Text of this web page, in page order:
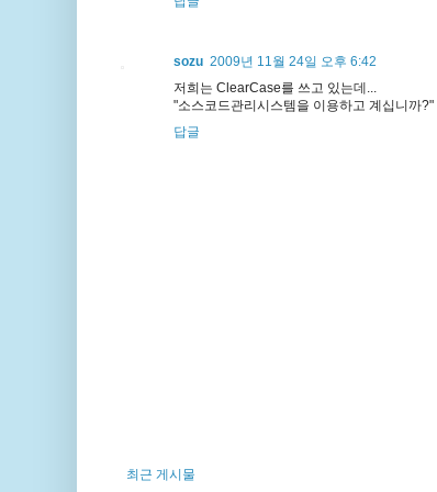
sozu 2009년 11월 24일 오후 6:42
저희는 ClearCase를 쓰고 있는데...
"소스코드관리시스템을 이용하고 계십니까
답글
최근 게시물